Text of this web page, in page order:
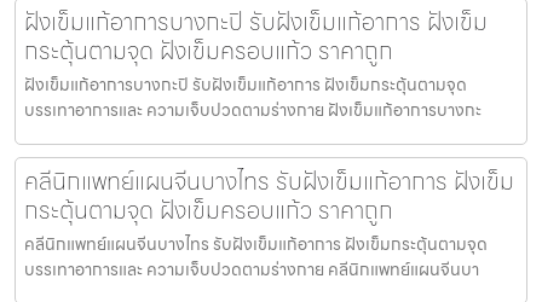
ฝังเข็มแก้อาการบางกะปิ รับฝังเข็มแก้อาการ ฝังเข็ม
กระตุ้นตามจุด ฝังเข็มครอบแก้ว ราคาถูก
ฝังเข็มแก้อาการบางกะปิ รับฝังเข็มแก้อาการ ฝังเข็มกระตุ้นตามจุด
บรรเทาอาการและ ความเจ็บปวดตามร่างกาย ฝังเข็มแก้อาการบางกะ
คลีนิกแพทย์แผนจีนบางไทร รับฝังเข็มแก้อาการ ฝังเข็ม
กระตุ้นตามจุด ฝังเข็มครอบแก้ว ราคาถูก
คลีนิกแพทย์แผนจีนบางไทร รับฝังเข็มแก้อาการ ฝังเข็มกระตุ้นตามจุด
บรรเทาอาการและ ความเจ็บปวดตามร่างกาย คลีนิกแพทย์แผนจีนบา